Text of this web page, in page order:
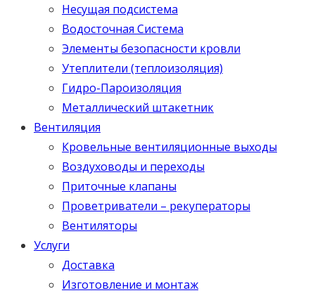
Несущая подсистема
Водосточная Система
Элементы безопасности кровли
Утеплители (теплоизоляция)
Гидро-Пароизоляция
Металлический штакетник
Вентиляция
Кровельные вентиляционные выходы
Воздуховоды и переходы
Приточные клапаны
Проветриватели – рекуператоры
Вентиляторы
Услуги
Доставка
Изготовление и монтаж